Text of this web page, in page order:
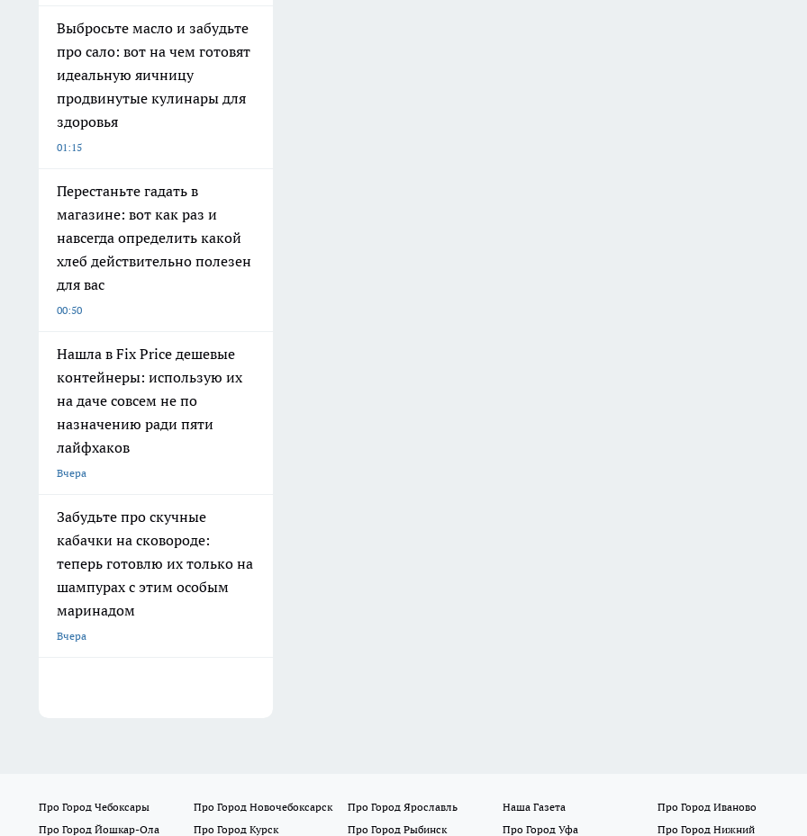
Выбросьте масло и забудьте
про сало: вот на чем готовят
идеальную яичницу
продвинутые кулинары для
здоровья
01:15
Перестаньте гадать в
магазине: вот как раз и
навсегда определить какой
хлеб действительно полезен
для вас
00:50
Нашла в Fix Price дешевые
контейнеры: использую их
на даче совсем не по
назначению ради пяти
лайфхаков
Вчера
Забудьте про скучные
кабачки на сковороде:
теперь готовлю их только на
шампурах с этим особым
маринадом
Вчера
Про Город Чебоксары Про Город Новочебоксарск Про Город Ярославль Наша Газета
Про Город Иваново
Про Город Йошкар-Ола
Про Город Курск Про Город Рыбинск Про Город Уфа Про Город Нижний